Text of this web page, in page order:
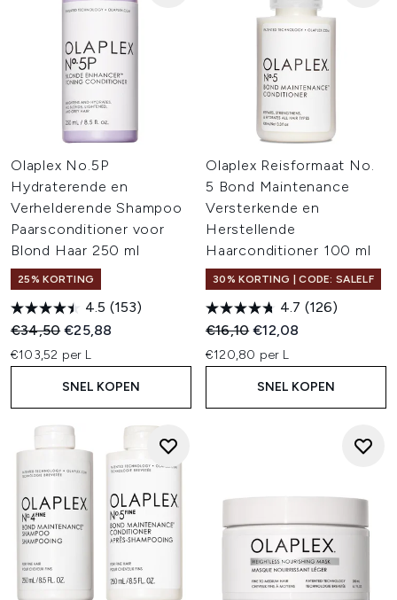
Olaplex No.5P
Hydraterende en
Verhelderende Shampoo
Paarsconditioner voor
Blond Haar 250 ml
25% KORTING
4.5 (153)
Recommended Retail Price:
€34,50Huidige prijs:
€25,88
€103,52 per L
SNEL KOPEN
Olaplex Reisformaat No.
5 Bond Maintenance
Versterkende en
Herstellende
Haarconditioner 100 ml
30% KORTING | CODE: SALELF
4.7 (126)
Recommended Retail Price:
€16,10Huidige prijs:
€12,08
€120,80 per L
SNEL KOPEN